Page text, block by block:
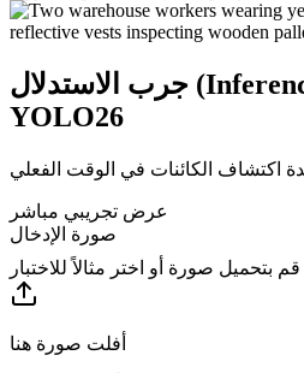
جرب الاستدلال (Inference) الخاص بـ
YOLO26
اكتشاف الكائنات في الوقت الفعلي
عرض تجريبي مباشر
صورة الإدخال
قم بتحميل صورة أو اختر مثالاً للاختبار
أفلت صورة هنا